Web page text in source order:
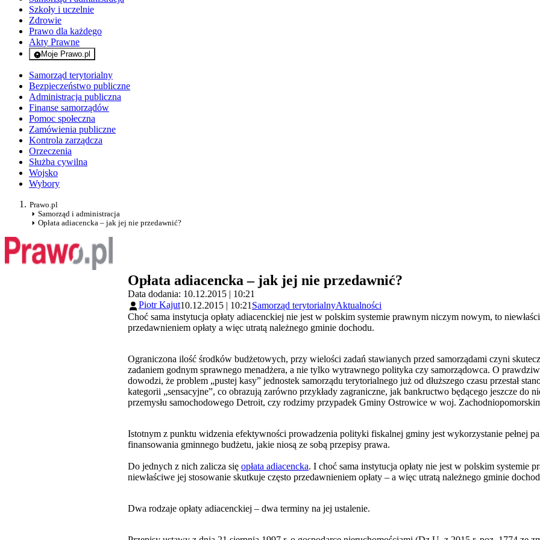
Szkoły i uczelnie
Zdrowie
Prawo dla każdego
Akty Prawne
Moje Prawo.pl
- rejestracja i logowanie do serwisu
Samorząd terytorialny
Bezpieczeństwo publiczne
Administracja publiczna
Finanse samorządów
Pomoc społeczna
Zamówienia publiczne
Kontrola zarządcza
Orzeczenia
Służba cywilna
Wojsko
Wybory
Prawo.pl
Samorząd i administracja
Opłata adiacencka – jak jej nie przedawnić?
Opłata adiacencka – jak jej nie przedawnić?
Data dodania: 10.12.2015 | 10:21
Piotr Kajut10.12.2015 | 10:21 Samorząd terytorialnyAktualności
Choć sama instytucja opłaty adiacenckiej nie jest w polskim systemie prawnym niczym nowym, to
przedawnieniem opłaty a więc utratą należnego gminie dochodu.
Ograniczona ilość środków budżetowych, przy wielości zadań stawianych przed samorządami czyni
zadaniem godnym sprawnego menadżera, a nie tylko wytrawnego polityka czy samorządowca. O
dowodzi, że problem „pustej kasy” jednostek samorządu terytorialnego już od dłuższego czasu przestał
kategorii „sensacyjne”, co obrazują zarówno przykłady zagraniczne, jak bankructwo będącego jeszcze do
przemysłu samochodowego Detroit, czy rodzimy przypadek Gminy Ostrowice w woj.
Istotnym z punktu widzenia efektywności prowadzenia polityki fiskalnej gminy jest wykorzystanie pełnej
finansowania gminnego budżetu, jakie niosą ze sobą przepisy prawa.
Do jednych z nich zalicza się opłata adiacencka. I choć sama instytucja opłaty nie jest w polskim systemie
niewłaściwe jej stosowanie skutkuje często przedawnieniem opłaty – a więc utratą należnego gminie
Dwa rodzaje opłaty adiacenckiej – dwa terminy na jej ustalenie.